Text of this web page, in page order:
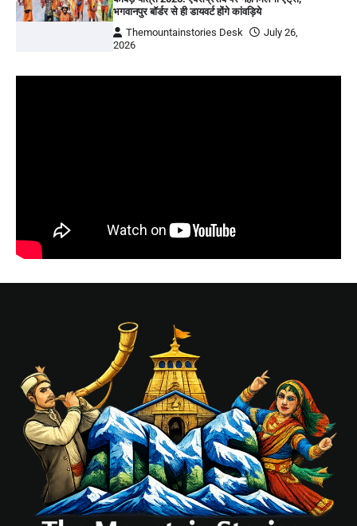
भगवानपुर बॉर्डर से ही डायवर्ट होंगे कांवड़िये
Themountainstories Desk
July 26,
2026